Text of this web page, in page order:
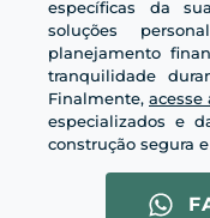
específicas da
soluções
planejamento
tranquilidade
Finalmente, acesse
especializados e
construção segura